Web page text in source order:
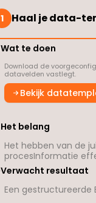
1 Haal je data-
Wat te doen
Download de
datavelden vastlegt.
Bekijk
Het belang
Het hebben van de
procesInformatie
Verwacht resultaat
Een gestructureerde